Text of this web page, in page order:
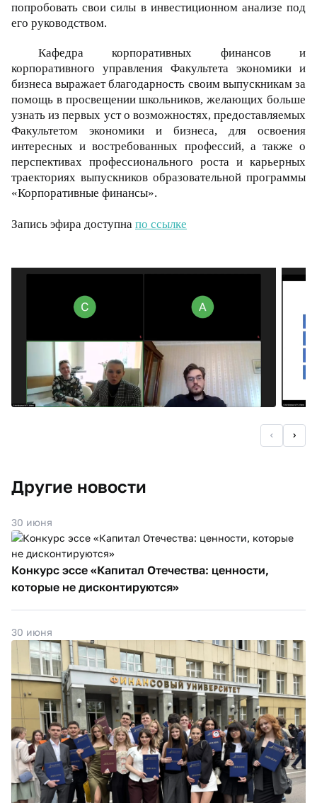
попробовать свои силы в инвестиционном анализе под
его руководством.
Кафедра корпоративных финансов и
корпоративного управления Факультета экономики и
бизнеса выражает благодарность своим выпускникам за
помощь в просвещении школьников, желающих больше
узнать из первых уст о возможностях, предоставляемых
Факультетом экономики и бизнеса, для освоения
интересных и востребованных профессий, а также о
перспективах профессионального роста и карьерных
траекториях выпускников образовательной программы
«Корпоративные финансы».
Запись эфира доступна по ссылке
Другие новости
30 июня
Конкурс эссе «Капитал Отечества: ценности,
которые не дисконтируются»
30 июня